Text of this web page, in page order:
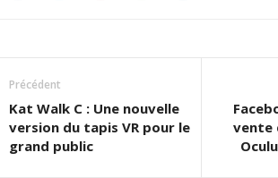
Précédent
Kat Walk C : Une nouvelle
version du tapis VR pour le
grand public
vente